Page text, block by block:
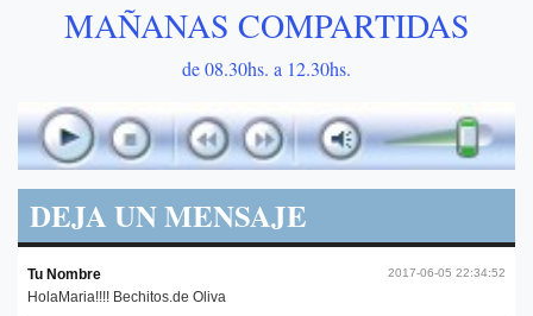
MAÑANAS COMPARTIDAS
de 08.30hs. a 12.30hs.
DEJA UN MENSAJE